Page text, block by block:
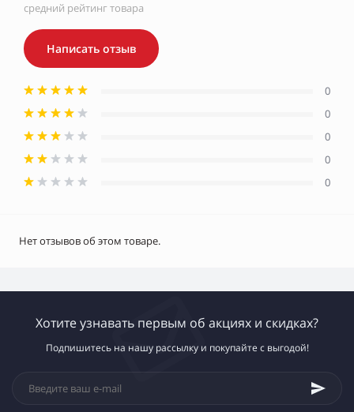
средний рейтинг товара
Написать отзыв
0
0
0
0
0
Нет отзывов об этом товаре.
Хотите узнавать первым об акциях и скидках?
Подпишитесь на нашу рассылку и покупайте с выгодой!